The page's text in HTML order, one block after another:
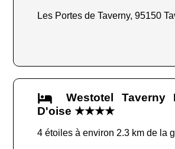
Les Portes de Taverny, 95150
Westotel Taverny
D'oise ★★★★
4 étoiles à environ 2.3 km de la